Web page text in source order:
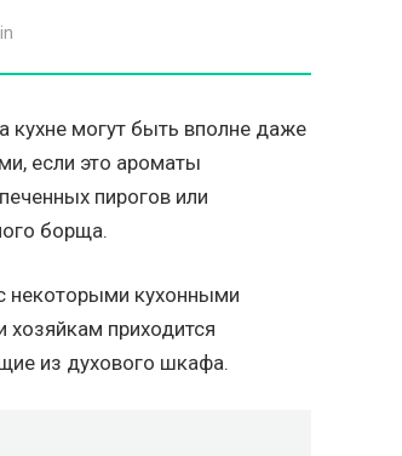
кухне могут быть вполне даже
если это ароматы
пирогов или
борща.
некоторыми кухонными
хозяйкам приходится
из духового шкафа.